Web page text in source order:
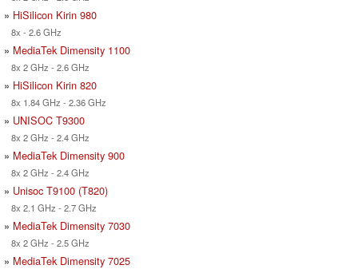
» HiSilicon Kirin 980
8x - 2.6 GHz
» MediaTek Dimensity 1100
8x 2 GHz - 2.6 GHz
» HiSilicon Kirin 820
8x 1.84 GHz - 2.36 GHz
» UNISOC T9300
8x 2 GHz - 2.4 GHz
» MediaTek Dimensity 900
8x 2 GHz - 2.4 GHz
» Unisoc T9100 (T820)
8x 2.1 GHz - 2.7 GHz
» MediaTek Dimensity 7030
8x 2 GHz - 2.5 GHz
» MediaTek Dimensity 7025